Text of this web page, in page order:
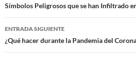
Navegación
de
entradas
Símbolos Peligrosos que se han Infiltrado
ENTRADA SIGUIENTE
¿Qué hacer durante la Pandemia del